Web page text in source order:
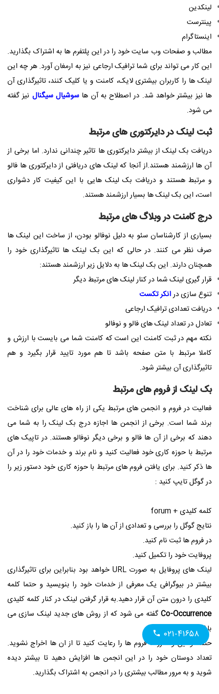
لینکدین
پینترست
اینستاگرام
مطالب و صفحات وب سایت خود را در این پلتفرم ها به اشتراک بگذارید.
این کار می تواند برای شما ترافیک ارجاعی نیز به ارمغان آورد. هر چه این
لینک ها را کاربران بیشتری لایک، کامنت و یا کلیک کنند، تاثیرگذاری آن
ها نیز بیشتر خواهد شد. در اصطلاح به آن هاسوشیال سیگنال نیز گفته
می شود.
ثبت لینک در دایرکتوری های مرتبط
دریافت بک لینک از بیشتر دایرکتوری ها تاثیر چندانی ندارد. اما برخی از
آن ها ارزشمند هستند.از آنجا که لینک های دریافتی از دایرکتوری ها فالو
و مرتبط هستند و دریافت بک لینک هایی با این کیفیت کار دشواری
است، این بک لینک ها بسیار ارزشمند هستند.
درج کامنت در وبلاگ های مرتبط
بسیاری از کارشناسان سئو به دلیل نوفالو بودن، از ساخت این لینک ها
صرف نظر می کنند. در حالی که این بک لینک ها تاثیرگذاری خود را
همچنان دارند. این بک لینک ها به دلایل زیر ارزشمند هستند:
قرار گیری لینک شما در کنار لینک های مرتبط دیگر
تنوع سازی درانکر تکست
دریافت تعدادی ترافیک ارجاعی
تعادل در تعداد لینک های فالو و نوفالو
نکته مهم در ثبت کامنت این است که کامنت شما می بایست با ارزش و
کاملا مرتبط با متن صفحه باشد تا هم مورد تایید قرار بگیرد و هم
تاثیرگذاری آن بیشتر شود.
بک لینک از فروم های مرتبط
فعالیت در فروم و انجمن های مرتبط یکی از راه های عالی برای شناخت
برند شما است. برخی از انجمن ها اجازه درج بک لینک را به شما می
دهند که برخی از آن ها فالو و برخی دیگر نوفالو هستند. در تاپیک های
مرتبط با حوزه کاری خود فعالیت کنید و نام برند و خدمات خود را در آن
ها ذکر کنید. برای یافتن فروم های مرتبط با حوزه کاری خود دستور زیر را
در گوگل تایپ کنید :
کلمه کلیدی + forum
نتایج گوگل را بررسی و تعدادی از آن ها را باز کنید.
در فروم ها ثبت نام کنید.
پروفایت خود را تکمیل کنید.
لینک های پروفایل به صورت URL خواهد بود بنابراین برای تاثیرگذاری
بیشتر در بیوگرافی یک معرفی از خدمات خود را بنویسید و حتما کلمه
کلیدی را درون متن آن قرار دهید.به قرار گرفتن لینک در کنار کلمه کلیدی
Co-Occurrence گفته می شود که از روش های جدید لینک سازی می
باشد.
حتما قوانین و مقررات فروم ها را رعایت کنید تا از ان ها اخراج نشوید.
تعداد دوستان خود را در این انجمن ها افزایش دهید تا بیشتر دیده
شوید و به مرور مطالب بیشتری را در انجمن به اشتراک بگذارید.
۰۲۱-۴۱۶۵۸